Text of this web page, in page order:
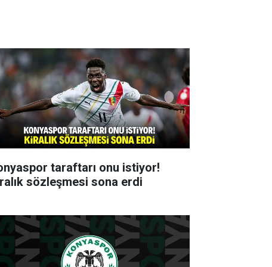
taraftarı onu istiyor!
sözleşmesi sona erdi